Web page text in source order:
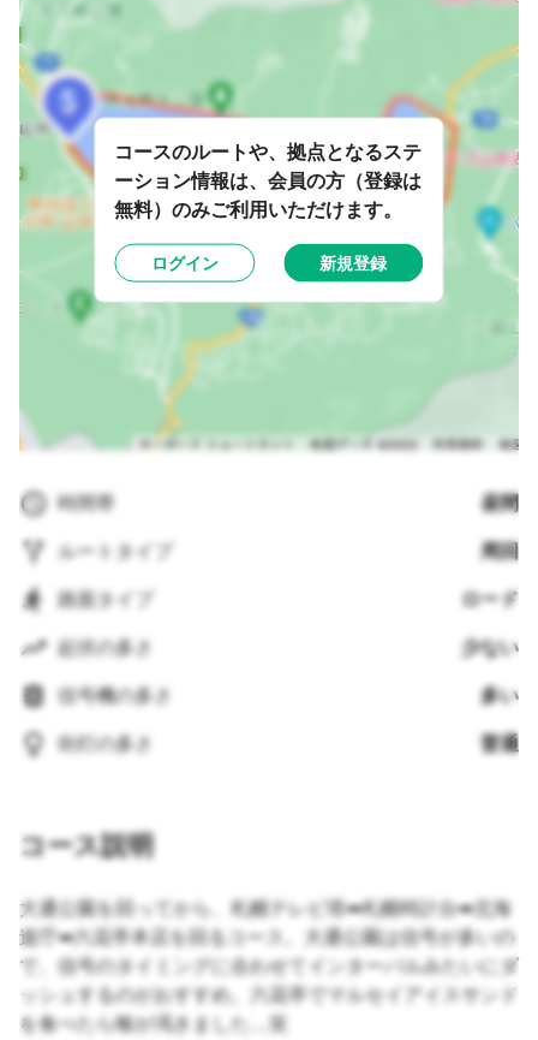
時間帯 昼間
ルートタイプ 周回
路面タイプ ロード
起伏の多さ 少ない
信号機の多さ 多い
街灯の多さ 普通
コース説明
大通公園を回ってから、札幌テレビ塔➡︎札幌時計台➡︎北海
道庁➡︎六花亭本店を回るコース。大通公園は信号が多いの
で、信号のタイミングに合わせてインターバルみたいにダ
ッシュするのがおすすめ。六花亭でマルセイアイスサンド
を食べたら喉が渇きました…笑
コースのルートや、拠点となるステ
ーション情報は、会員の方（登録は
無料）のみご利用いただけます。
ログイン 新規登録